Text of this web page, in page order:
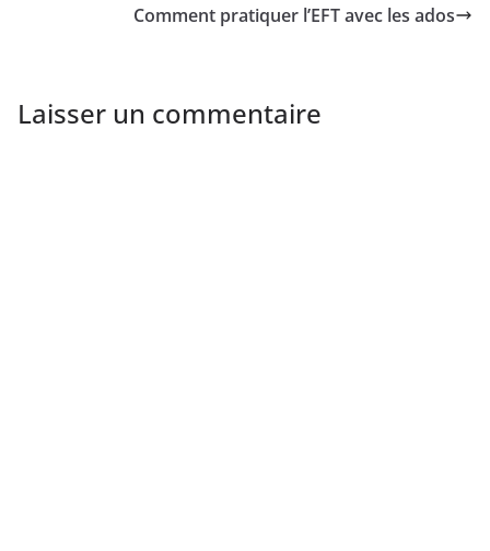
Comment pratiquer l’EFT avec les ados
Laisser un commentaire